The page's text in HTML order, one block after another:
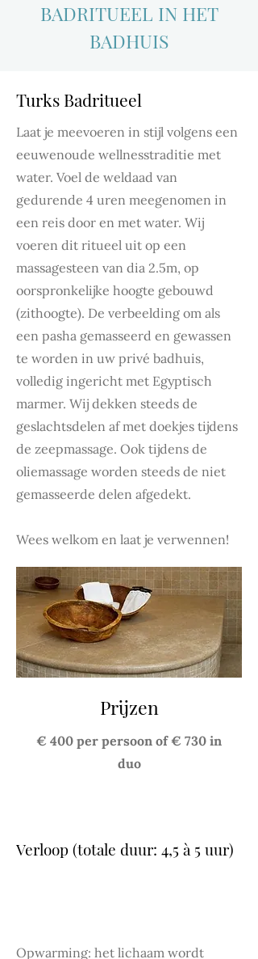
BADRITUEEL IN HET
BADHUIS
Turks Badritueel
Laat je meevoeren in stijl volgens een
eeuwenoude wellnesstraditie met
water. Voel de weldaad van
gedurende 4 uren meegenomen in
een reis door en met water. Wij
voeren dit ritueel uit op een
massagesteen van dia 2.5m, op
oorspronkelijke hoogte gebouwd
(zithoogte). De verbeelding om als
een pasha gemasseerd en gewassen
te worden in uw privé badhuis,
volledig ingericht met Egyptisch
marmer. Wij dekken steeds de
geslachtsdelen af met doekjes tijdens
de zeepmassage. Ook tijdens de
oliemassage worden steeds de niet
gemasseerde delen afgedekt.
Wees welkom en laat je verwennen!
Prijzen
€ 400 per persoon of € 730 in
duo
Verloop (totale duur: 4,5 à 5 uur)
Opwarming: het lichaam wordt